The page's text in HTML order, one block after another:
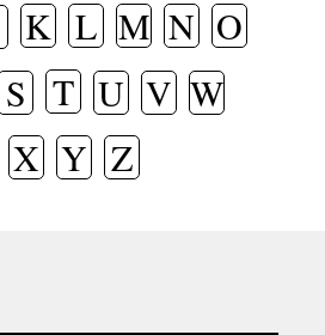
T
S
K L M N O
U V W
X Y Z